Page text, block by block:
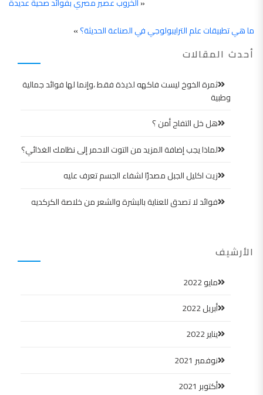
ما هي تطبيقات علم الترايبولوجي في الصناعة الحديثة؟»
أحدث المقالات
ثمرة الخوخ ليست فاكهه لذيذة فقط ،وإنما لها فوائد جمالية
وطبية
هل خل التفاح أمن ؟
لماذا يجب إضافة المزيد من التوت الاحمر إلى نظامك الغذائي؟
زيت اكليل الجبل مصدرًا لشفاء الجسم تعرف عليه
فوائد لا تصدق للعناية بالبشرة والشعر من خلاصة الكركديه
الأرشيف
مايو 2022
أبريل 2022
يناير 2022
نوفمبر 2021
أكتوبر 2021